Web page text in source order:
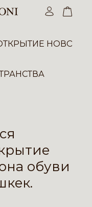
НОВОГО
обуви